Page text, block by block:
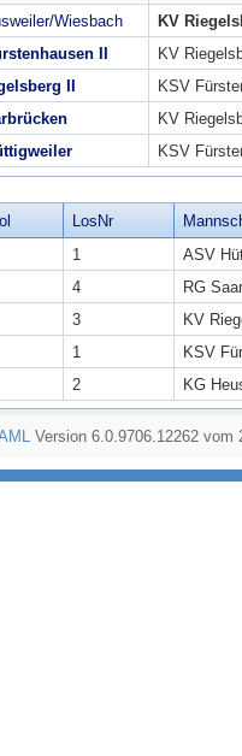
Wiesbach
KV
II
KV
II
KSV
KV
KSV
LosNr
1
ASV
4
RG
3
KV
1
KSV
2 KG
Version 6.0.9706.12262 vom